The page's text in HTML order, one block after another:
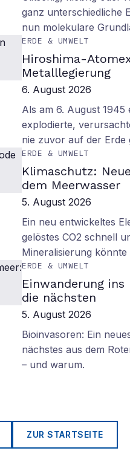
ganz unterschiedliche
nun molekulare
ERDE & UMWELT
Hiroshima-
Metalllegierung
6. August 2026
Als am 6. August
explodierte,
nie zuvor auf der Erde
ERDE & UMWELT
Klimaschutz:
dem Meerwasser
5. August 2026
Ein neu entwickeltes
gelöstes CO2 schnell
Mineralisierung
ERDE & UMWELT
Einwanderung
die nächsten
5. August 2026
Bioinvasoren: Ein
nächstes aus dem
– und warum.
ZUR STARTSEITE